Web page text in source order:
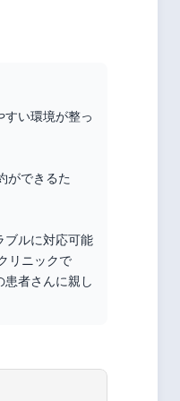
い環境が整っ
ができるた
ブルに対応可能
リニックで
者さんに親し